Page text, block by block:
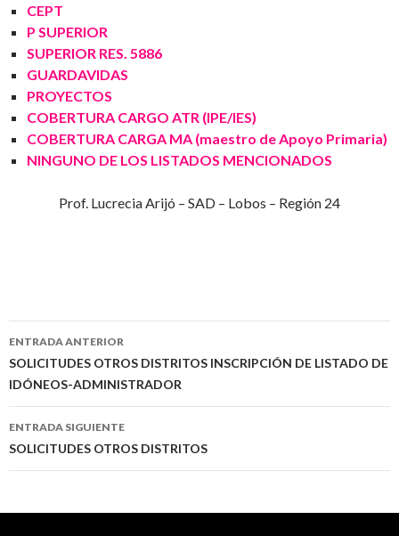
CEPT
P SUPERIOR
SUPERIOR RES. 5886
GUARDAVIDAS
PROYECTOS
COBERTURA CARGO ATR (IPE/IES)
COBERTURA CARGA MA (maestro de Apoyo Primaria)
NINGUNO DE LOS LISTADOS MENCIONADOS
Prof. Lucrecia Arijó – SAD – Lobos – Región 24
Navegación
de
entradas
ENTRADA ANTERIOR
SOLICITUDES OTROS DISTRITOS INSCRIPCIÓN DE LISTADO DE
IDÓNEOS-ADMINISTRADOR
ENTRADA SIGUIENTE
SOLICITUDES OTROS DISTRITOS